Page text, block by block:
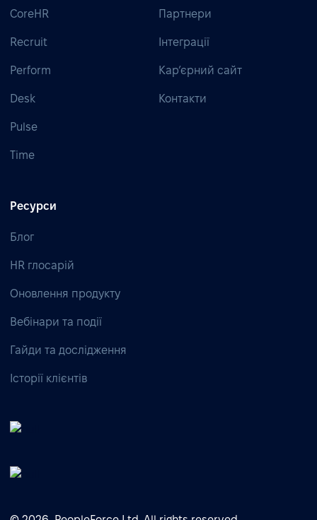
CoreHR
Recruit
Perform
Desk
Pulse
Time
Партнери
Інтеграції
Кар’єрний сайт
Контакти
Ресурси
Блог
HR глосарій
Оновлення продукту
Вебінари та події
Гайди та дослідження
Історії клієнтів